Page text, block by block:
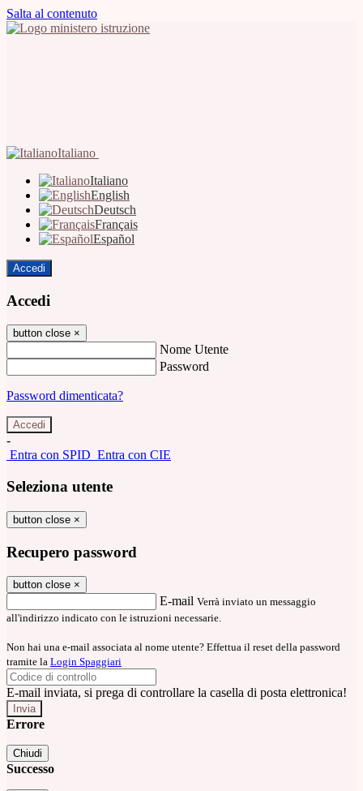
Salta al contenuto
Italiano
Italiano
English
Deutsch
Français
Español
Accedi
Accedi
button close ×
Nome Utente
Password
Password dimenticata?
-
Entra con SPID Entra con CIE
Seleziona utente
button close ×
Recupero password
button close ×
E-mail Verrà inviato un messaggio
all'indirizzo indicato con le istruzioni necessarie.
Non hai una e-mail associata al nome utente? Effettua il reset della password
tramite la Login Spaggiari
E-mail inviata, si prega di controllare la casella di posta elettronica!
Errore
Chiudi
Successo